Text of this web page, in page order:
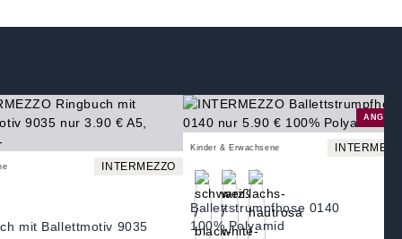
INTERMEZZO
mit Ballettmotiv 9035
Kinder & Erwachsene
Ballettstrumpfhose 0140
100% Polyamid